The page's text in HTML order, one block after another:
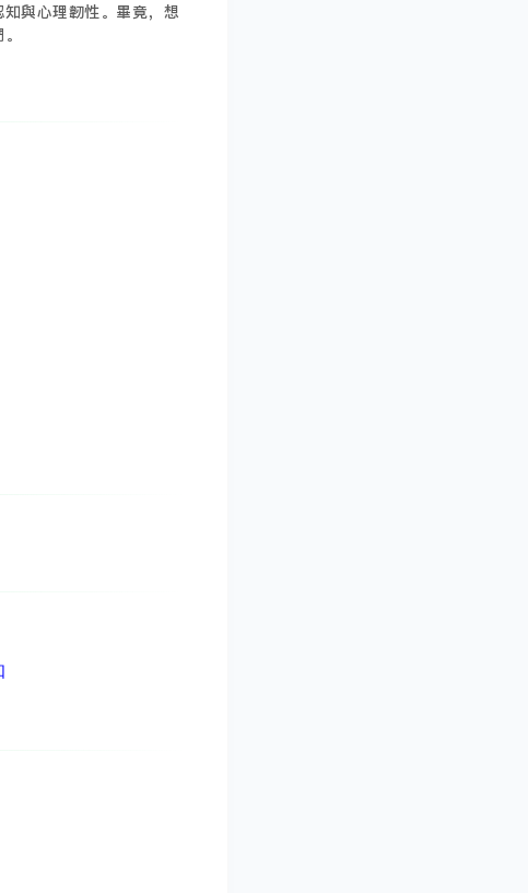
與心理韌性。畢竟，想